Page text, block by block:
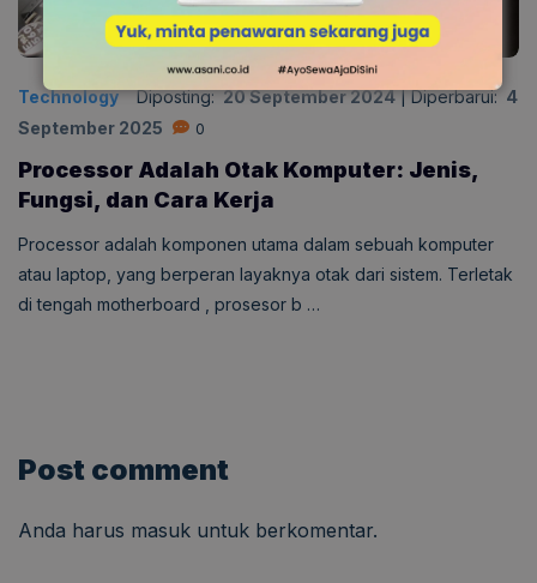
Technology Diposting:20 September 2024|Diperbarui: 4
September 2025
0
Processor Adalah Otak Komputer: Jenis,
Fungsi, dan Cara Kerja
Processor adalah komponen utama dalam sebuah komputer
atau laptop, yang berperan layaknya otak dari sistem. Terletak
di tengah motherboard , prosesor b …
Post comment
Anda harus masuk untuk berkomentar.